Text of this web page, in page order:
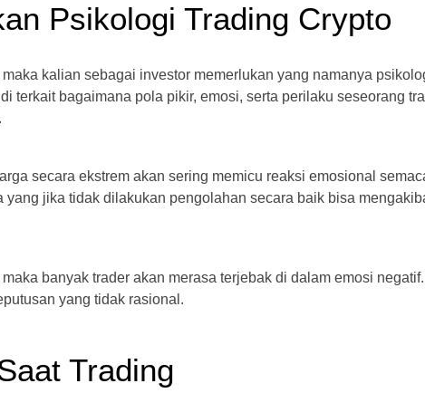
Psikologi Trading Crypto
kalian sebagai investor memerlukan yang namanya
terkait bagaimana pola pikir, emosi, serta perilaku seseorang
secara ekstrem akan sering memicu reaksi emosional
yang jika tidak dilakukan pengolahan secara baik bisa
banyak trader akan merasa terjebak di dalam emosi negatif.
yang tidak rasional.
Trading